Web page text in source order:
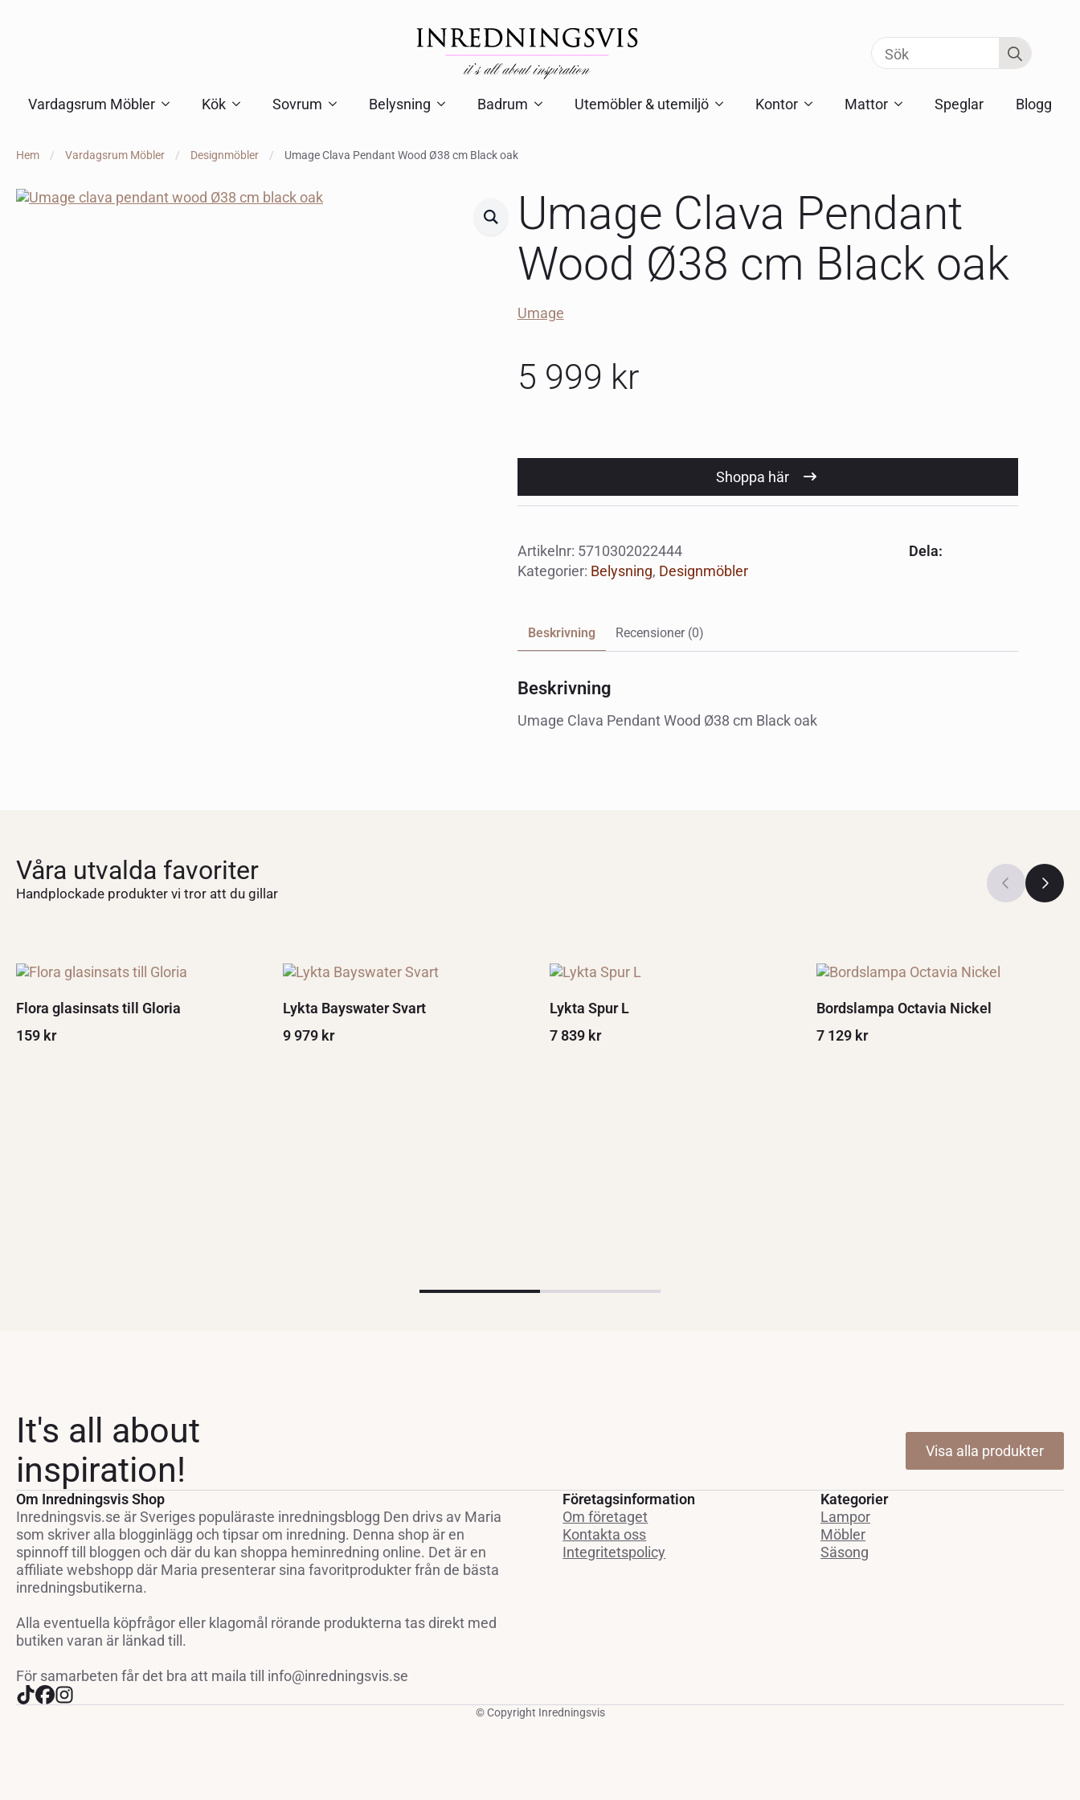
Search
for:
Vardagsrum Möbler Kök Sovrum Belysning Badrum Utemöbler & utemiljö Kontor Mattor Speglar Blogg
Hem Vardagsrum Möbler Designmöbler Umage Clava Pendant Wood Ø38 cm Black oak
Umage Clava Pendant
Wood Ø38 cm Black oak
Umage
5 999 kr
Shoppa här
Artikelnr: 5710302022444
Kategorier: Belysning, Designmöbler
Dela:
Beskrivning Recensioner (0)
Beskrivning
Umage Clava Pendant Wood Ø38 cm Black oak
Våra utvalda favoriter
Handplockade produkter vi tror att du gillar
Flora glasinsats till Gloria
159 kr
Lykta Bayswater Svart
9 979 kr
Lykta Spur L
7 839 kr
Bordslampa Octavia Nickel
7 129 kr
It's all about
inspiration!
Visa alla produkter
Om Inredningsvis Shop
Inredningsvis.se är Sveriges populäraste inredningsblogg Den drivs av Maria
som skriver alla blogginlägg och tipsar om inredning. Denna shop är en
spinnoff till bloggen och där du kan shoppa heminredning online. Det är en
affiliate webshopp där Maria presenterar sina favoritprodukter från de bästa
inredningsbutikerna.
Alla eventuella köpfrågor eller klagomål rörande produkterna tas direkt med
butiken varan är länkad till.
För samarbeten får det bra att maila till info@inredningsvis.se
Företagsinformation
Om företaget
Kontakta oss
Integritetspolicy
Kategorier
Lampor
Möbler
Säsong
© Copyright Inredningsvis